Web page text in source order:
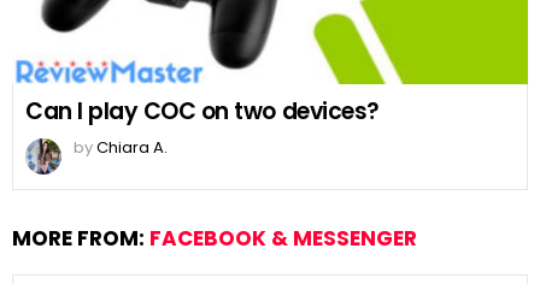
Can I play COC on two devices?
byChiara A.
MORE FROM: FACEBOOK & MESSENGER